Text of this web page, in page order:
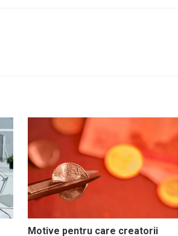
Motive pentru care creatorii